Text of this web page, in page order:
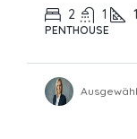
2 1
PENTHOUSE